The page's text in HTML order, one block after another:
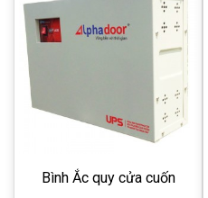
Bình Ắc quy cửa cuốn